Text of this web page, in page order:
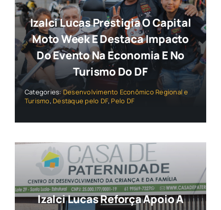
Izalci Lucas Prestigia O Capital
Moto Week E Destaca Impacto
Do Evento Na Economia E No
Turismo Do DF
Categories: Desenvolvimento Econômico Regional e
Turismo, Destaque pelo DF, Pelo DF
Izalci Lucas Reforça Apoio A